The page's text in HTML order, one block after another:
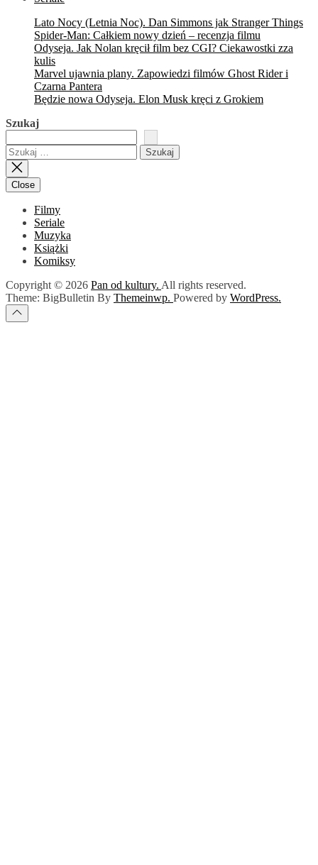
Lato Nocy (Letnia Noc). Dan Simmons jak Stranger Things
Spider-Man: Całkiem nowy dzień – recenzja filmu
Odyseja. Jak Nolan kręcił film bez CGI? Ciekawostki zza
kulis
Marvel ujawnia plany. Zapowiedzi filmów Ghost Rider i
Czarna Pantera
Będzie nowa Odyseja. Elon Musk kręci z Grokiem
Szukaj
Szukaj:
Close
Filmy
Seriale
Muzyka
Książki
Komiksy
Copyright © 2026 Pan od kultury. All rights reserved.
Theme: BigBulletin By Themeinwp. Powered by WordPress.